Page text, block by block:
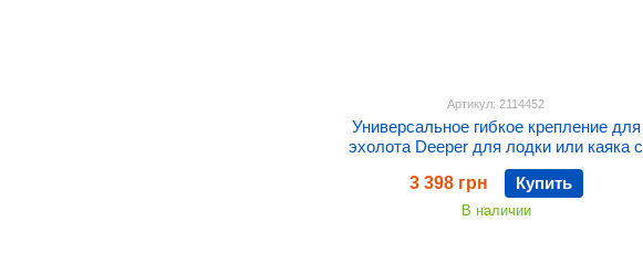
Артикул: 2114452
Универсальное гибкое крепление для
эхолота Deeper для лодки или каяка с
волновым компенсатором
3 398 грн
Купить
В наличии